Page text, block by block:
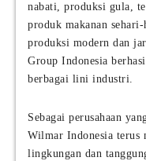
nabati, produksi gula,
produk makanan
produksi modern dan
Group Indonesia
berbagai lini industri.
Sebagai perusahaan
Wilmar Indonesia terus
lingkungan dan